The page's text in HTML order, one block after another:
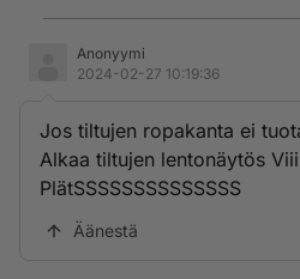
Anonyymi
2024-02-27 10:19:36
Jos tiltujen ropakanta ei
Alkaa tiltujen lentonäytös
PlätSSSSSSSSSSSSSS
Äänestä